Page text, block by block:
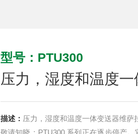
型号：PTU300
压力，湿度和温度
描述： 压力，湿度和温度一体变送器维萨
敬请知晓：PTU300 系列正在逐步停产